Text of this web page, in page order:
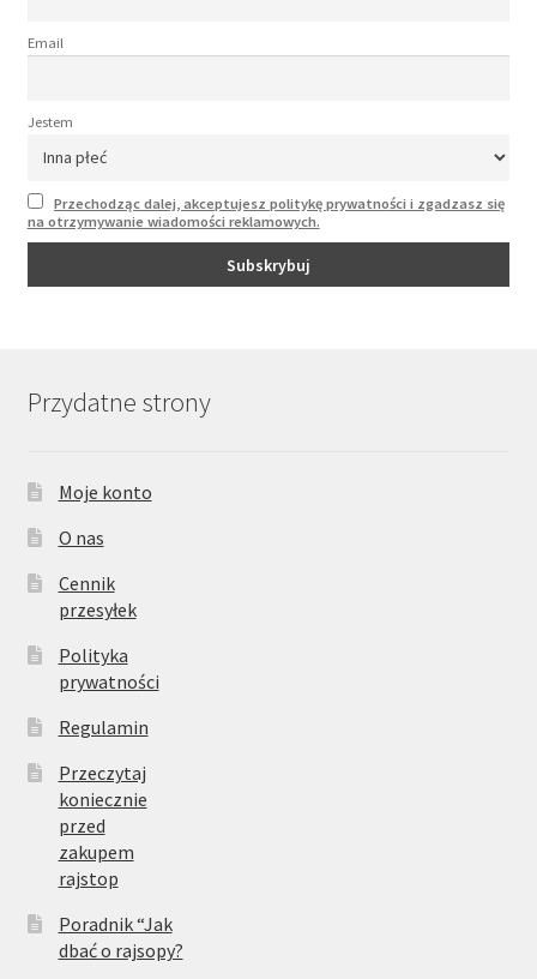
Email
Jestem
Przechodząc dalej, akceptujesz politykę prywatności i zgadzasz się
na otrzymywanie wiadomości reklamowych.
Przydatne strony
Moje konto
O nas
Cennik
przesyłek
Polityka
prywatności
Regulamin
Przeczytaj
koniecznie
przed
zakupem
rajstop
Poradnik “Jak
dbać o rajsopy?